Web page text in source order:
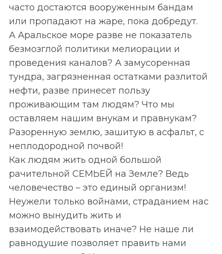
часто достаются вооруженным бандам
или пропадают на жаре, пока добредут.
А Аральское море разве не показатель
безмозглой политики мелиорации и
проведения каналов? А замусоренная
тундра, загрязненная остатками разлитой
нефти, разве принесет пользу
проживающим там людям? Что мы
оставляем нашим внукам и правнукам?
Разоренную землю, зашитую в асфальт, с
неплодородной почвой!
Как людям жить одной большой
рачительной СЕМЬЕЙ на Земле? Ведь
человечество – это единый организм!
Неужели только войнами, страданием нас
можно вынудить жить и
взаимодействовать иначе? Не наше ли
равнодушие позволяет править нами